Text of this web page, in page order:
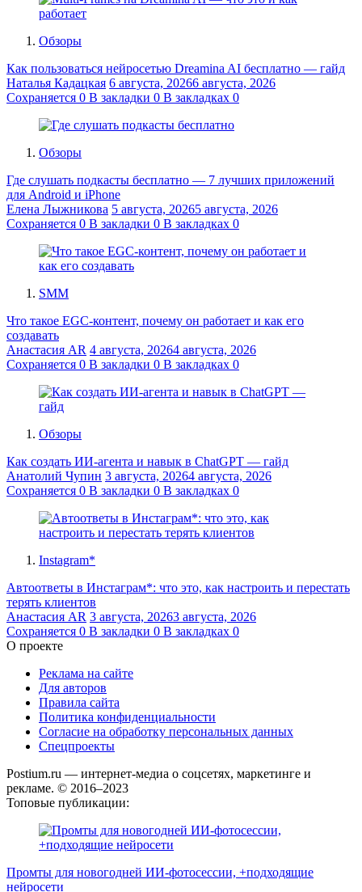
Обзоры
Как пользоваться нейросетью Dreamina AI бесплатно — гайд
Наталья Кадацкая 6 августа, 20266 августа, 2026
Сохраняется 0 В закладки 0 В закладках 0
Обзоры
Где слушать подкасты бесплатно — 7 лучших приложений
для Android и iPhone
Елена Лыжникова 5 августа, 20265 августа, 2026
Сохраняется 0 В закладки 0 В закладках 0
SMM
Что такое EGC-контент, почему он работает и как его
создавать
Анастасия AR 4 августа, 20264 августа, 2026
Сохраняется 0 В закладки 0 В закладках 0
Обзоры
Как создать ИИ-агента и навык в ChatGPT — гайд
Анатолий Чупин 3 августа, 20264 августа, 2026
Сохраняется 0 В закладки 0 В закладках 0
Instagram*
Автоответы в Инстаграм*: что это, как настроить и перестать
терять клиентов
Анастасия AR 3 августа, 20263 августа, 2026
Сохраняется 0 В закладки 0 В закладках 0
О проекте
Реклама на сайте
Для авторов
Правила сайта
Политика конфиденциальности
Согласие на обработку персональных данных
Спецпроекты
Postium.ru — интернет-медиа о соцсетях, маркетинге и
рекламе. © 2016–2023
Топовые публикации:
Промты для новогодней ИИ-фотосессии, +подходящие
нейросети